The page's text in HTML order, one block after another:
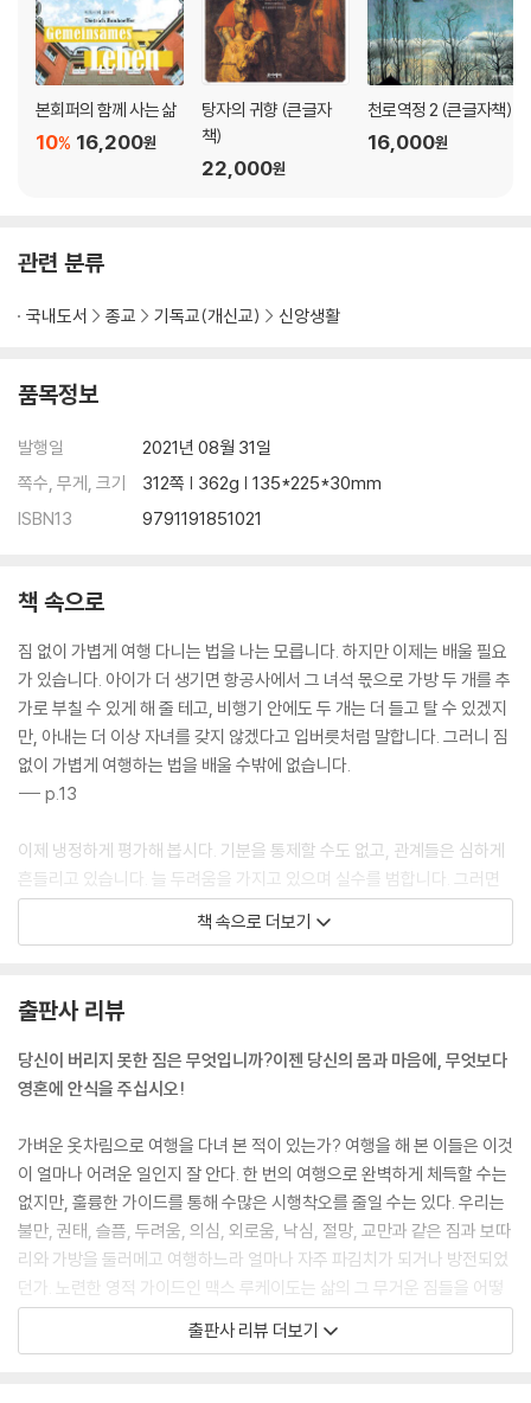
본회퍼의 함께 사는 삶
16,200원
10%
탕자의 귀향 (큰글자
책)
22,000원
천로역정 2 (큰글자책)
16,000원
관련 분류
국내도서 종교 기독교(개신교) 신앙생활
품목정보
발행일
2021년 08월 31일
쪽수, 무게, 크기
312쪽 | 362g | 135*225*30mm
ISBN13
9791191851021
책 속으로
짐 없이 가볍게 여행 다니는 법을 나는 모릅니다. 하지만 이제는 배울 필요
가 있습니다. 아이가 더 생기면 항공사에서 그 녀석 몫으로 가방 두 개를 추
가로 부칠 수 있게 해 줄 테고, 비행기 안에도 두 개는 더 들고 탈 수 있겠지
만, 아내는 더 이상 자녀를 갖지 않겠다고 입버릇처럼 말합니다. 그러니 짐
없이 가볍게 여행하는 법을 배울 수밖에 없습니다.
--- p.13
이제 냉정하게 평가해 봅시다. 기분을 통제할 수도 없고, 관계들은 심하게
흔들리고 있습니다. 늘 두려움을 가지고 있으며 실수를 범합니다. 그러면
서도 자기 자신만 믿으며 세상을 살고 싶습니까? 내 귀에는 목자에게 기대
고 싶다는 애원이 들리는 듯합니다. 그런 마음이 전혀 들지 않는다면 시편
--- p.52
하나님께서는 우리가 가야 할 길을 처음부터 끝까지 선명하게 보여 주시지
이 약속하신 것은 ‘내 발에 등’이었지 ‘미래를 넘겨다 볼 수 있는 망원경’이
아니었습니다. 내일 벌어질 일에 신경 쓰지 마십시오. 하나님께서 앞서서
인도하시며, “때를 따라 돕는 은혜를”(히 4:16) 입게 될 것만 알면 아무 걱
정할 게 없습니다.
--- p.102
몇 마디 칭찬은 한 인간이 가지고 있는 내면의 질서를 죄다 흐트러지게 할
수도 있습니다. 칭찬 한 방으로 고개가 뻣뻣해지고 뇌의 기능이 뚝 떨어진
책 속으로 더보기
출판사 리뷰
당신이 버리지 못한 짐은 무엇입니까?이젠 당신의 몸과 마음에, 무엇보다
영혼에 안식을 주십시오!
가벼운 옷차림으로 여행을 다녀 본 적이 있는가? 여행을 해 본 이들은 이것
이 얼마나 어려운 일인지 잘 안다. 한 번의 여행으로 완벽하게 체득할 수는
없지만, 훌륭한 가이드를 통해 수많은 시행착오를 줄일 수는 있다. 우리는
불만, 권태, 슬픔, 두려움, 의심, 외로움, 낙심, 절망, 교만과 같은 짐과 보따
리와 가방을 둘러메고 여행하느라 얼마나 자주 파김치가 되거나 방전되었
던가. 노련한 영적 가이드인 맥스 루케이도는 삶의 그 무거운 짐들을 어떻
게 내려놓을 수 있는지 알려 주려고 옛 친구를 소환한다. 바로 시편 23편이
출판사 리뷰 더보기